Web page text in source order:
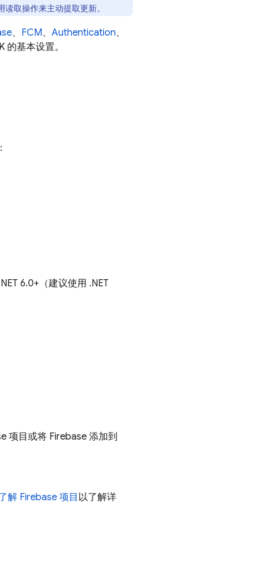
取操作来主动提取更新。
、 FCM、 Authentication、
的基本设置。
6.0+（建议使用 .NET
项目或将 Firebase 添加到
解 Firebase 项目 以了解详